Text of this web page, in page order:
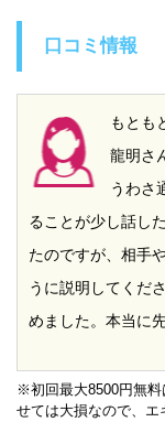
口コミ情報
もとも
龍明さ
うわさ
ることが少し話し
たのですが、相手
うに説明してくだ
めました。本当に
※初回最大8500円無料
せては大損なので、エ